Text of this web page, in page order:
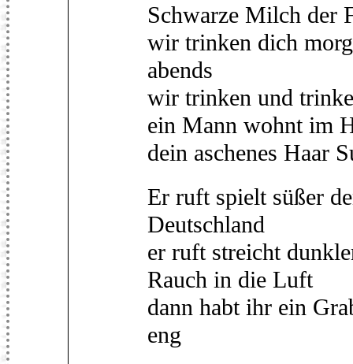
Schwarze Milch der
wir trinken dich
abends
wir trinken und
ein Mann wohnt im
dein aschenes Haar
Er ruft spielt süßer
Deutschland
er ruft streicht
Rauch in die Luft
dann habt ihr ein
eng